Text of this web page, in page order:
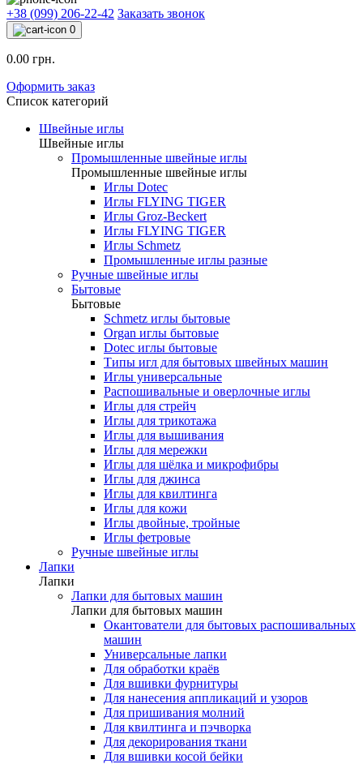
+38 (099) 206-22-42 Заказать звонок
0
0.00 грн.
Оформить заказ
Список категорий
Швейные иглы
Швейные иглы
Промышленные швейные иглы
Промышленные швейные иглы
Иглы Dotec
Иглы FLYING TIGER
Иглы Groz-Beckert
Иглы FLYING TIGER
Иглы Schmetz
Промышленные иглы разные
Ручные швейные иглы
Бытовые
Бытовые
Schmetz иглы бытовые
Organ иглы бытовые
Dotec иглы бытовые
Типы игл для бытовых швейных машин
Иглы универсальные
Распошивальные и оверлочные иглы
Иглы для стрейч
Иглы для трикотажа
Иглы для вышивания
Иглы для мережки
Иглы для шёлка и микрофибры
Иглы для джинса
Иглы для квилтинга
Иглы для кожи
Иглы двойные, тройные
Иглы фетровые
Ручные швейные иглы
Лапки
Лапки
Лапки для бытовых машин
Лапки для бытовых машин
Окантователи для бытовых распошивальных
машин
Универсальные лапки
Для обработки краёв
Для вшивки фурнитуры
Для нанесения аппликаций и узоров
Для пришивания молний
Для квилтинга и пэчворка
Для декорирования ткани
Для вшивки косой бейки